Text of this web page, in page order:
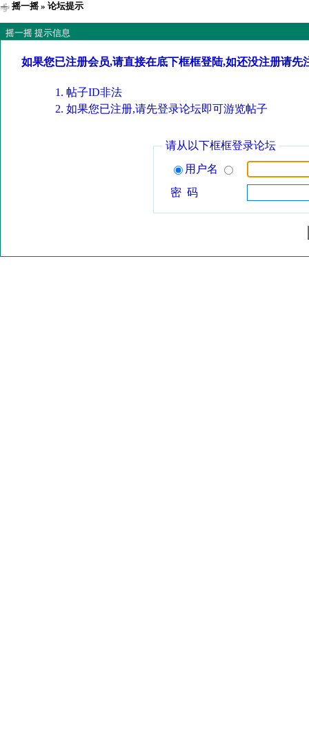
摇一摇» 论坛提示
摇一摇 提示信息
如果您已注册会员,请直接在底下框框登陆,如还没注册请先
帖子ID非法
如果您已注册,请先登录论坛即可游览帖子
请从以下框框登录论坛
用户名
密 码